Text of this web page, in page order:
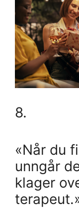
8.
«Når du
unngår
klager